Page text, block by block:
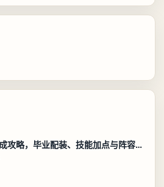
异环白藏养成攻略，毕业配装、技能加点与阵容搭配保姆级解析